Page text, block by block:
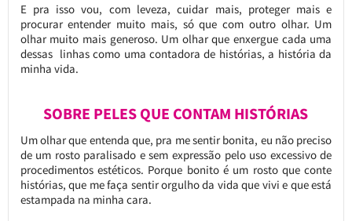
E pra isso vou, com leveza, cuidar mais, proteger mais e
procurar entender muito mais, só que com outro olhar. Um
olhar muito mais generoso. Um olhar que enxergue cada uma
dessas linhas como uma contadora de histórias, a história da
minha vida.
SOBRE PELES QUE CONTAM HISTÓRIAS
Um olhar que entenda que, pra me sentir bonita, eu não preciso
de um rosto paralisado e sem expressão pelo uso excessivo de
procedimentos estéticos. Porque bonito é um rosto que conte
histórias, que me faça sentir orgulho da vida que vivi e que está
estampada na minha cara.